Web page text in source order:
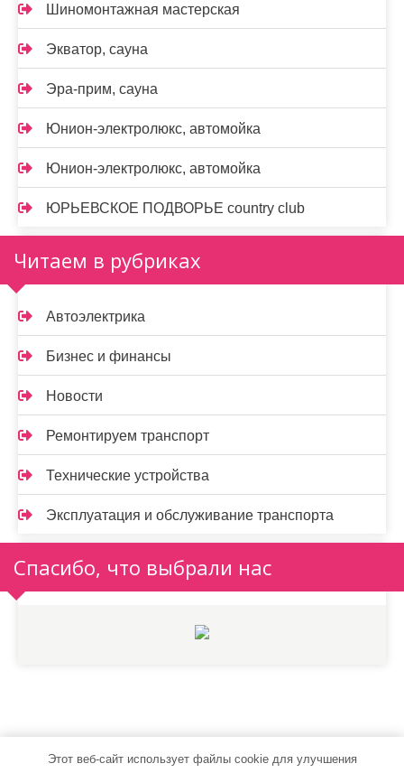
Шиномонтажная мастерская
Экватор, сауна
Эра-прим, сауна
Юнион-электролюкс, автомойка
Юнион-электролюкс, автомойка
ЮРЬЕВСКОЕ ПОДВОРЬЕ country club
Читаем в рубриках
Автоэлектрика
Бизнес и финансы
Новости
Ремонтируем транспорт
Технические устройства
Эксплуатация и обслуживание транспорта
Спасибо, что выбрали нас
Этот веб-сайт использует файлы cookie для улучшения